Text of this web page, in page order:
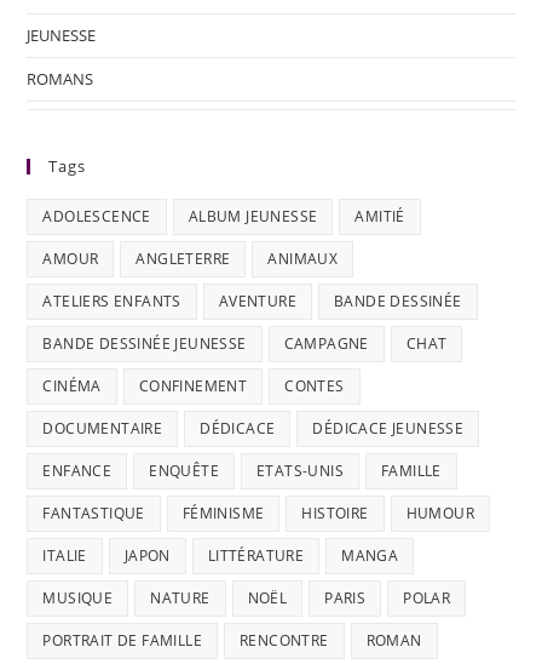
JEUNESSE
ROMANS
Tags
ADOLESCENCE ALBUM JEUNESSE AMITIÉ
AMOUR ANGLETERRE ANIMAUX
ATELIERS ENFANTS AVENTURE BANDE DESSINÉE
BANDE DESSINÉE JEUNESSE CAMPAGNE CHAT
CINÉMA CONFINEMENT CONTES
DOCUMENTAIRE DÉDICACE DÉDICACE JEUNESSE
ENFANCE ENQUÊTE ETATS-UNIS FAMILLE
FANTASTIQUE FÉMINISME HISTOIRE HUMOUR
ITALIE JAPON LITTÉRATURE MANGA
MUSIQUE NATURE NOËL PARIS POLAR
PORTRAIT DE FAMILLE RENCONTRE ROMAN